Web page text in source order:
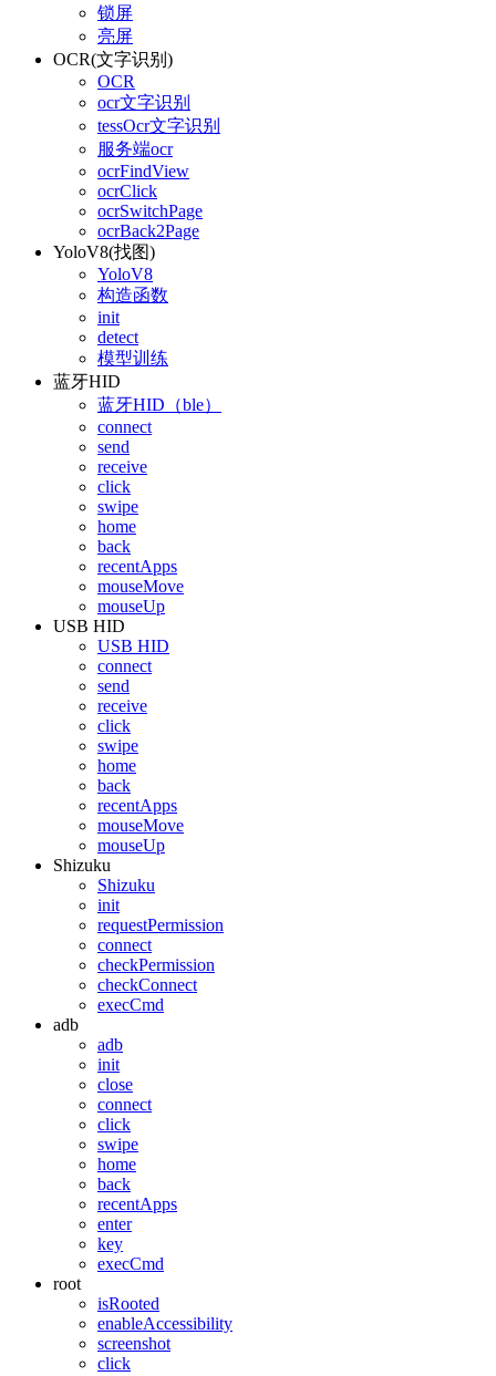
锁屏
亮屏
OCR(文字识别)
OCR
ocr文字识别
tessOcr文字识别
服务端ocr
ocrFindView
ocrClick
ocrSwitchPage
ocrBack2Page
YoloV8(找图)
YoloV8
构造函数
init
detect
模型训练
蓝牙HID
蓝牙HID（ble）
connect
send
receive
click
swipe
home
back
recentApps
mouseMove
mouseUp
USB HID
USB HID
connect
send
receive
click
swipe
home
back
recentApps
mouseMove
mouseUp
Shizuku
Shizuku
init
requestPermission
connect
checkPermission
checkConnect
execCmd
adb
adb
init
close
connect
click
swipe
home
back
recentApps
enter
key
execCmd
root
isRooted
enableAccessibility
screenshot
click